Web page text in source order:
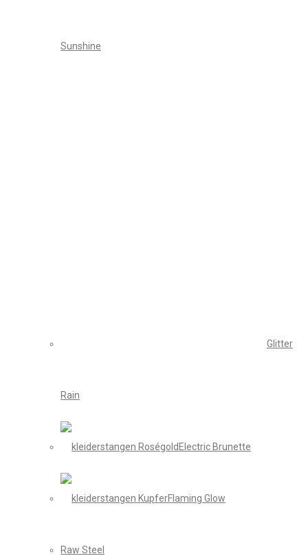
Sunshine
Glitter
Rain
Electric Brunette
Flaming Glow
Raw Steel